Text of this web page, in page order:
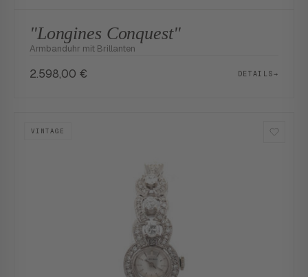
"Longines Conquest"
Armbanduhr mit Brillanten
2.598,00 € DETAILS→
VINTAGE